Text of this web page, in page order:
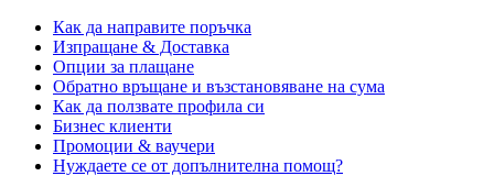
Как да направите поръчка
Изпращане & Доставка
Опции за плащане
Обратно връщане и възстановяване на сума
Как да ползвате профила си
Бизнес клиенти
Промоции & ваучери
Нуждаете се от допълнителна помощ?